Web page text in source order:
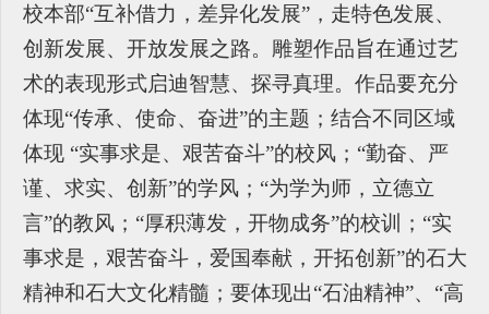
校本部“互补借力，差异化发展”，走特色发展、
创新发展、开放发展之路。雕塑作品旨在通过艺
术的表现形式启迪智慧、探寻真理。作品要充分
体现“传承、使命、奋进”的主题；结合不同区域
体现 “实事求是、艰苦奋斗”的校风；“勤奋、严
谨、求实、创新”的学风；“为学为师，立德立
言”的教风；“厚积薄发，开物成务”的校训；“实
事求是，艰苦奋斗，爱国奉献，开拓创新”的石大
精神和石大文化精髓；要体现出“石油精神”、“高